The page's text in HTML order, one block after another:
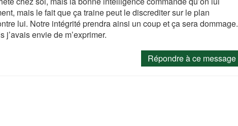
mais le fait que ça traine peut le discrediter sur le plan
lui. Notre intégrité prendra ainsi un coup et ça sera dommage.
envie de m’exprimer.
Répondre à ce message